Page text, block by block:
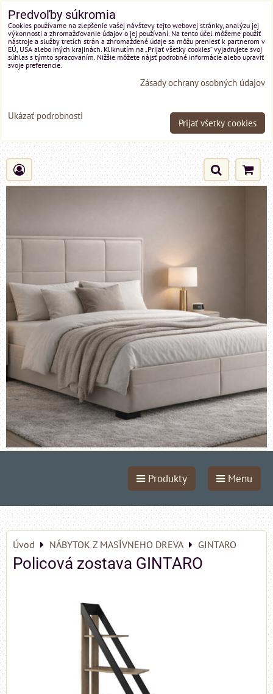
Produkty Menu
Úvod NÁBYTOK Z MASÍVNEHO DREVA GINTARO
Policová zostava GINTARO
Predvoľby súkromia
Cookies používame na zlepšenie vašej návštevy tejto webovej stránky, analýzu jej
výkonnosti a zhromažďovanie údajov o jej používaní. Na tento účel môžeme použiť
nástroje a služby tretích strán a zhromaždené údaje sa môžu preniesť k partnerom v
EÚ, USA alebo iných krajinách. Kliknutím na „Prijať všetky cookies“ vyjadrujete svoj
súhlas s týmto spracovaním. Nižšie môžete nájsť podrobné informácie alebo upraviť
svoje preferencie.
Zásady ochrany osobných údajov
Ukázať podrobnosti
Prijať všetky cookies